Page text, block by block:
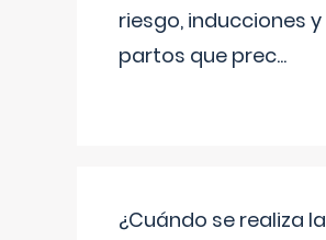
riesgo, inducciones y
partos que prec...
¿Cuándo se realiza la